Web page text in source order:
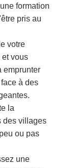
formation
pris au
votre
et vous
emprunter
à des
la
des villages
ou pas
une